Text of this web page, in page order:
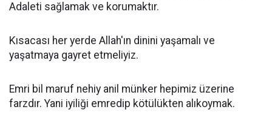
Adaleti sağlamak ve korumaktır.
Kısacası her yerde Allah'ın dinini yaşamalı ve
yaşatmaya gayret etmeliyiz.
Emri bil maruf nehiy anil münker hepimiz üzerine
farzdır. Yani iyiliği emredip kötülükten alıkoymak.